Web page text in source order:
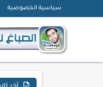
سياسية الخصوصية